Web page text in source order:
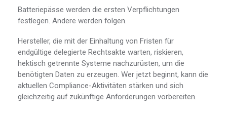
Batteriepässe werden die ersten Verpflichtungen
festlegen. Andere werden folgen.
Hersteller, die mit der Einhaltung von Fristen für
endgültige delegierte Rechtsakte warten, riskieren,
hektisch getrennte Systeme nachzurüsten, um die
benötigten Daten zu erzeugen. Wer jetzt beginnt, kann die
aktuellen Compliance-Aktivitäten stärken und sich
gleichzeitig auf zukünftige Anforderungen vorbereiten.